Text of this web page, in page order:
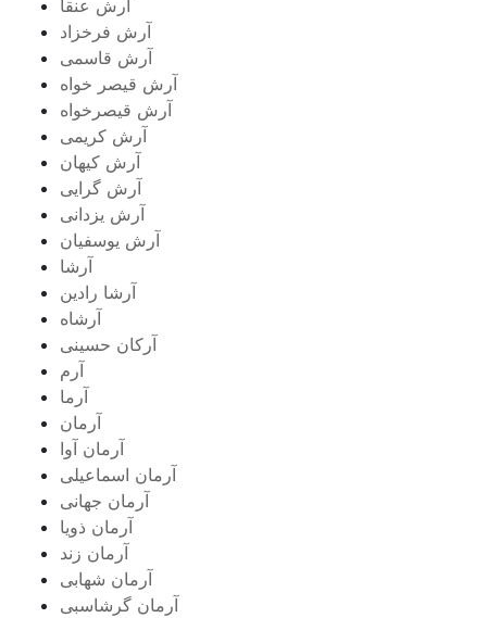
آرش عنقا
آرش فرخزاد
آرش قاسمی
آرش قیصر خواه
آرش قیصرخواه
آرش کریمی
آرش کیهان
آرش گرایی
آرش یزدانی
آرش یوسفیان
آرشا
آرشا رادین
آرشاه
آرکان حسینی
آرم
آرما
آرمان
آرمان آوا
آرمان اسماعیلی
آرمان جهانی
آرمان ذویا
آرمان زند
آرمان شهابی
آرمان گرشاسبی